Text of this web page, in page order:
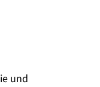
und